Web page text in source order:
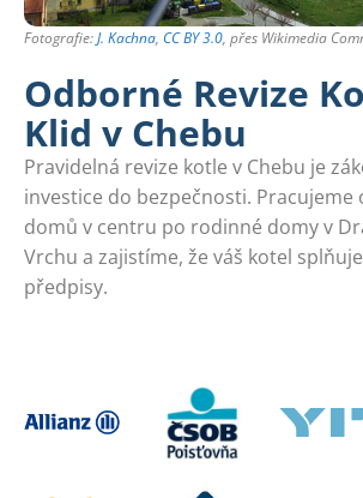
Fotografie:J. Kachna, CC BY 3.0, přes Wikimedia
Odborné Revize
Klid v Chebu
Pravidelná revize kotle v Chebu je
investice do bezpečnosti. Pracujeme
domů v centru po rodinné domy v
Vrchu a zajistíme, že váš kotel
předpisy.